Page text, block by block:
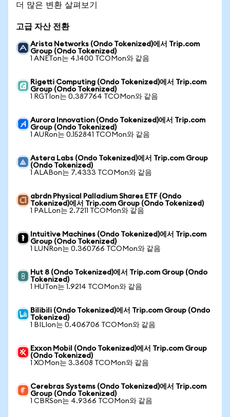
더 많은 변환 살펴보기
고급 자산 전환
Arista Networks (Ondo Tokenized)에서 Trip.com
Group (Ondo Tokenized)
1 ANETon는 4.1400 TCOMon와 같음
Rigetti Computing (Ondo Tokenized)에서 Trip.com
Group (Ondo Tokenized)
1 RGTIon는 0.387764 TCOMon와 같음
Aurora Innovation (Ondo Tokenized)에서 Trip.com
Group (Ondo Tokenized)
1 AURon는 0.152841 TCOMon와 같음
Astera Labs (Ondo Tokenized)에서 Trip.com Group
(Ondo Tokenized)
1 ALABon는 7.4333 TCOMon와 같음
abrdn Physical Palladium Shares ETF (Ondo
Tokenized)에서 Trip.com Group (Ondo Tokenized)
1 PALLon는 2.7211 TCOMon와 같음
Intuitive Machines (Ondo Tokenized)에서 Trip.com
Group (Ondo Tokenized)
1 LUNRon는 0.360766 TCOMon와 같음
Hut 8 (Ondo Tokenized)에서 Trip.com Group (Ondo
Tokenized)
1 HUTon는 1.9214 TCOMon와 같음
Bilibili (Ondo Tokenized)에서 Trip.com Group (Ondo
Tokenized)
1 BILIon는 0.406706 TCOMon와 같음
Exxon Mobil (Ondo Tokenized)에서 Trip.com Group
(Ondo Tokenized)
1 XOMon는 3.3608 TCOMon와 같음
Cerebras Systems (Ondo Tokenized)에서 Trip.com
Group (Ondo Tokenized)
1 CBRSon는 4.9366 TCOMon와 같음